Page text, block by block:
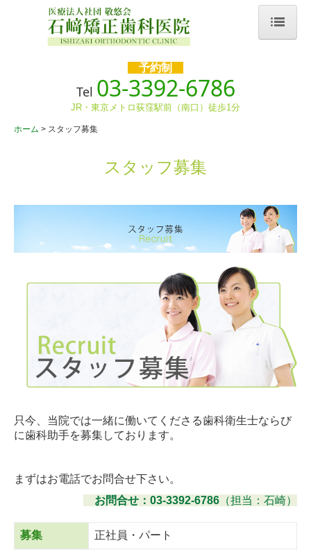
院長・スタッフ紹介
診療時間・アクセス
診療案内
予約制
Tel 03-3392-6786
JR・東京メトロ荻窪駅前（南口）徒歩1分
ホーム スタッフ募集
スタッフ募集
只今、当院では一緒に働いてくださる歯科衛生士ならび
に歯科助手を募集しております。
まずはお電話でお問合せ下さい。
お問合せ：03-3392-6786 （担当：石崎）
募集 正社員・パート